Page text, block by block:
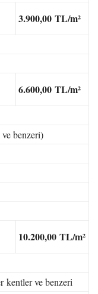
3.900,00 TL/m²
6.600,00 TL/m²
benzeri)
10.200,00 TL/m²
kentler ve benzeri